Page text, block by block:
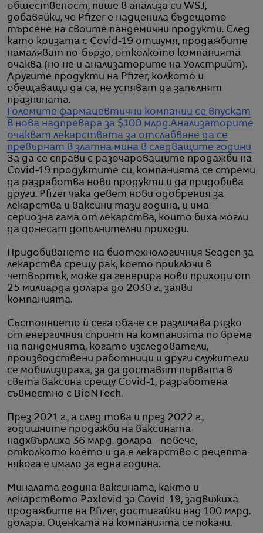
общественост, пише в анализа си WSJ,
добавяйки, че Pfizer е надценила бъдещото
търсене на своите пандемични продукти. След
като кризата с Covid-19 отшумя, продажбите
намаляват по-бързо, отколкото компанията
очаква (но не и анализаторите на Уолстрийт).
Другите продукти на Pfizer, колкото и
обещаващи да са, не успяват да запълнят
празнината.
Големите фармацевтични компании се впускат
в нова надпревара за $100 млрд.Анализаторите
очакват лекарствата за отслабване да се
превърнат в златна мина в следващите години
За да се справи с разочароващите продажби на
Covid-19 продуктите си, компанията се стреми
да разработва нови продукти и да придобива
други. Pfizer чака девет нови одобрения за
лекарства и ваксини тази година, и има
сериозна гама от лекарства, които биха могли
да донесат допълнителни приходи.
Придобиването на биотехнологичния Seagen за
лекарства срещу рак, което приключи в
четвъртък, може да генерира нови приходи от
25 милиарда долара до 2030 г., заяви
компанията.
Състоянието ѝ сега обаче се различава рязко
от енергичния спринт на компанията по време
на пандемията, когато изследователи,
производствени работници и други служители
се мобилизираха, за да доставят първата в
света ваксина срещу Covid-1, разработена
съвместно с BioNTech.
През 2021 г., а след това и през 2022 г.,
годишните продажби на ваксината
надхвърлиха 36 млрд. долара - повече,
отколкото което и да е лекарство с рецепта
някога е имало за една година.
Миналата година ваксината, както и
лекарството Paxlovid за Covid-19, задвижиха
продажбите на Pfizer, достигайки над 100 млрд.
долара. Оценката на компанията се покачи.